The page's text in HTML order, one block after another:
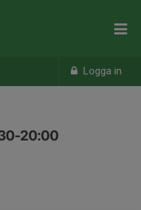
Logga in
20:00